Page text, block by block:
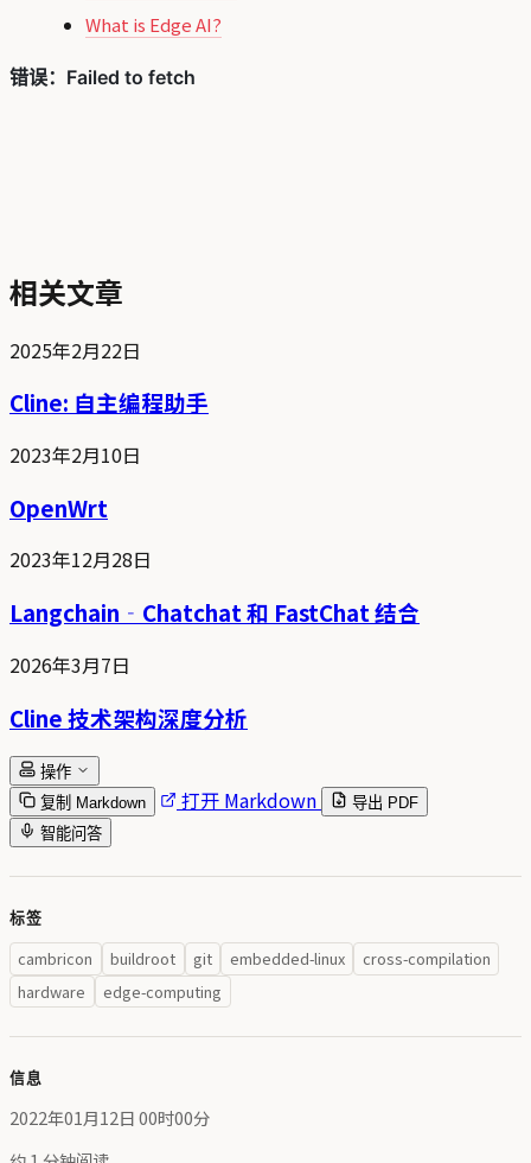
What is Edge AI?
相关文章
2025年2月22日
Cline: 自主编程助手
2023年2月10日
OpenWrt
2023年12月28日
Langchain‐Chatchat 和 FastChat 结合
2026年3月7日
Cline 技术架构深度分析
操作
复制 Markdown
打开 Markdown
导出 PDF
智能问答
标签
cambricon buildroot git embedded-linux
cross-compilation
hardware
edge-computing
信息
2022年01月12日 00时00分